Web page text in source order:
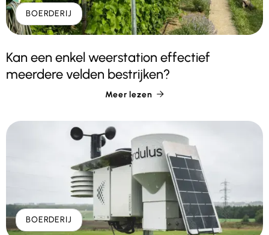
BOERDERIJ
Kan een enkel weerstation effectief
meerdere velden bestrijken?
Meer lezen 
BOERDERIJ